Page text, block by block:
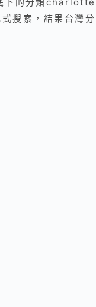
搜索，結果台灣分